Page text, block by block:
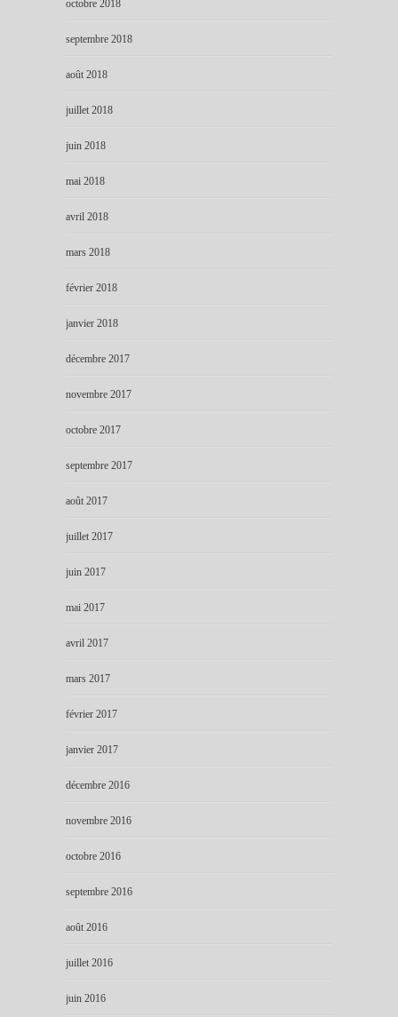
octobre 2018
septembre 2018
août 2018
juillet 2018
juin 2018
mai 2018
avril 2018
mars 2018
février 2018
janvier 2018
décembre 2017
novembre 2017
octobre 2017
septembre 2017
août 2017
juillet 2017
juin 2017
mai 2017
avril 2017
mars 2017
février 2017
janvier 2017
décembre 2016
novembre 2016
octobre 2016
septembre 2016
août 2016
juillet 2016
juin 2016